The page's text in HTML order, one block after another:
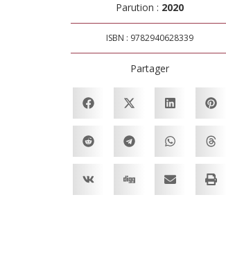
Parution : 2020
ISBN : 9782940628339
Partager